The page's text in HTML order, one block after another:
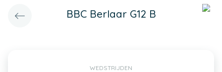
BBC Berlaar G12 B
WEDSTRIJDEN